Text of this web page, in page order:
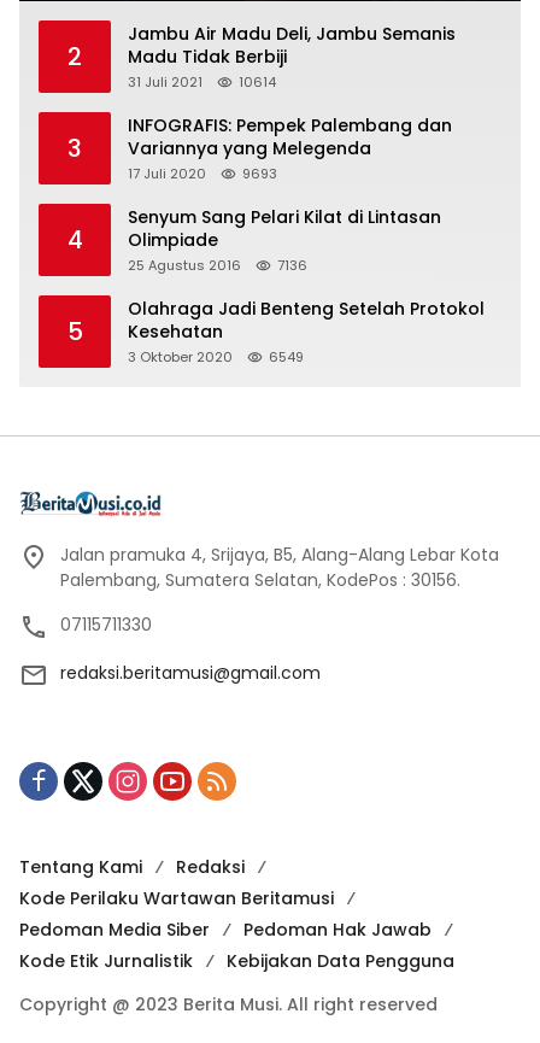
2
Jambu Air Madu Deli, Jambu Semanis
Madu Tidak Berbiji
31 Juli 2021 10614
3
INFOGRAFIS: Pempek Palembang dan
Variannya yang Melegenda
17 Juli 2020 9693
4
Senyum Sang Pelari Kilat di Lintasan
Olimpiade
25 Agustus 2016 7136
5
Olahraga Jadi Benteng Setelah Protokol
Kesehatan
3 Oktober 2020 6549
Jalan pramuka 4, Srijaya, B5, Alang-Alang Lebar Kota
Palembang, Sumatera Selatan, KodePos : 30156.
07115711330
redaksi.beritamusi@gmail.com
Tentang Kami
Redaksi
Kode Perilaku Wartawan Beritamusi
Pedoman Media Siber
Pedoman Hak Jawab
Kode Etik Jurnalistik
Kebijakan Data Pengguna
Copyright @ 2023 Berita Musi. All right reserved